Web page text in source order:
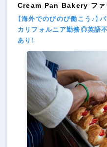
Cream Pan Bakery ファ
【海外でのびのび働こう♪
カリフォルニア勤務◎英語
あり！